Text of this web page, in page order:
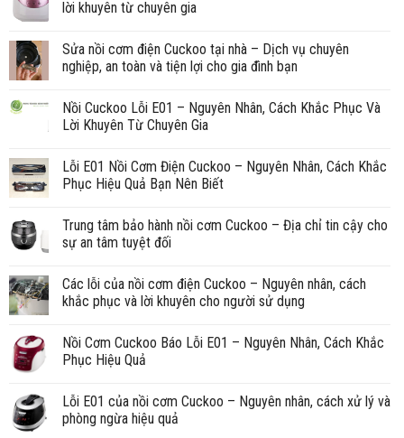
lời khuyên từ chuyên gia
Sửa nồi cơm điện Cuckoo tại nhà – Dịch vụ chuyên
nghiệp, an toàn và tiện lợi cho gia đình bạn
Nồi Cuckoo Lỗi E01 – Nguyên Nhân, Cách Khắc Phục Và
Lời Khuyên Từ Chuyên Gia
Lỗi E01 Nồi Cơm Điện Cuckoo – Nguyên Nhân, Cách Khắc
Phục Hiệu Quả Bạn Nên Biết
Trung tâm bảo hành nồi cơm Cuckoo – Địa chỉ tin cậy cho
sự an tâm tuyệt đối
Các lỗi của nồi cơm điện Cuckoo – Nguyên nhân, cách
khắc phục và lời khuyên cho người sử dụng
Nồi Cơm Cuckoo Báo Lỗi E01 – Nguyên Nhân, Cách Khắc
Phục Hiệu Quả
Lỗi E01 của nồi cơm Cuckoo – Nguyên nhân, cách xử lý và
phòng ngừa hiệu quả